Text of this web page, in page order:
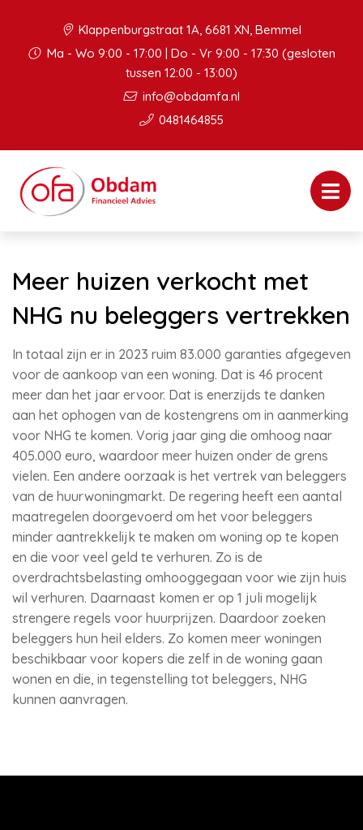
Klappenburgstraat 1A, 6681 XN, Bemmel
Ma - Wo 9:00 - 17:00 | Do - Vr 9:00 - 17:30 (gesloten
tussen 12:00 - 13:00)
info@obdamfa.nl
0481464855
Meer huizen verkocht met
NHG nu beleggers vertrekken
In totaal zijn er in 2023 ruim 83.000 garanties afgegeven
voor de aankoop van een woning. Dat is 46 procent
meer dan het jaar ervoor. Dat is enerzijds te danken
aan het ophogen van de kostengrens om in aanmerking
voor NHG te komen. Vorig jaar ging die omhoog naar
405.000 euro, waardoor meer huizen onder de grens
vielen. Een andere oorzaak is het vertrek van beleggers
van de huurwoningmarkt. De regering heeft een aantal
maatregelen doorgevoerd om het voor beleggers
minder aantrekkelijk te maken om woning op te kopen
en die voor veel geld te verhuren. Zo is de
overdrachtsbelasting omhooggegaan voor wie zijn huis
wil verhuren. Daarnaast komen er op 1 juli mogelijk
strengere regels voor huurprijzen. Daardoor zoeken
beleggers hun heil elders. Zo komen meer woningen
beschikbaar voor kopers die zelf in de woning gaan
wonen en die, in tegenstelling tot beleggers, NHG
kunnen aanvragen.